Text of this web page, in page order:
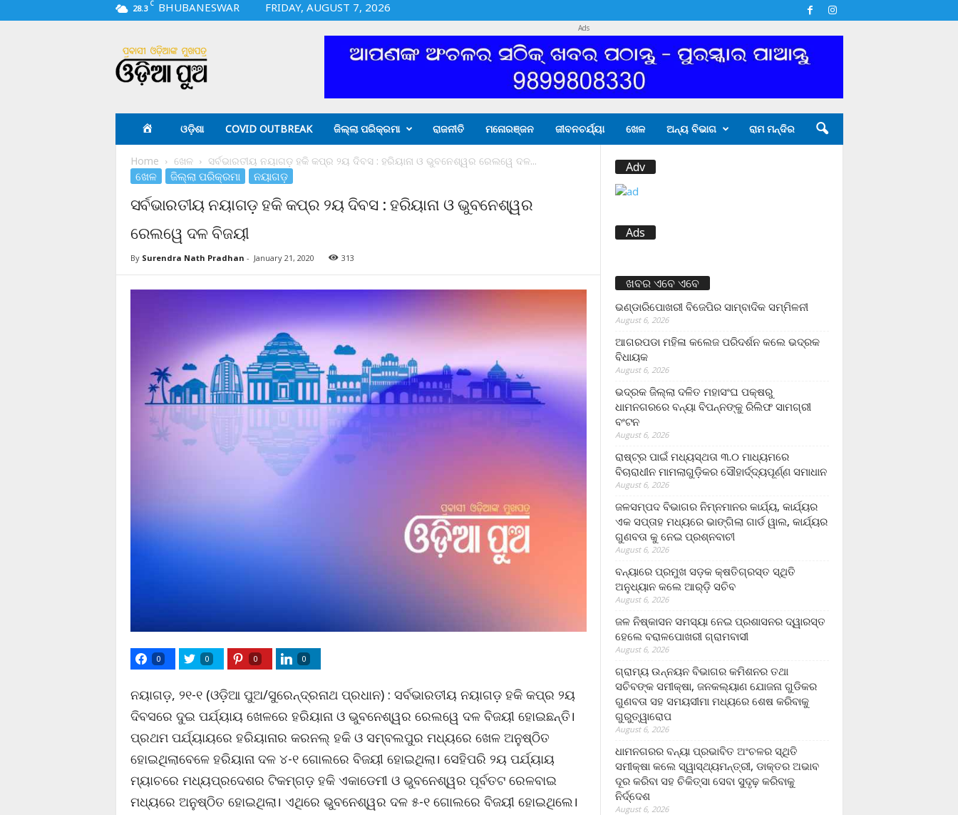
28.3 C BHUBANESWAR
FRIDAY, AUGUST 7, 2026
i
a
Ads
ଓଡ଼ିଶା COVID OUTBREAK ଜିଲ୍ଲା ପରିକ୍ରମା ରାଜନୀତି ମନୋରଞ୍ଜନ ଜୀବନଚର୍ଯ୍ୟା ଖେଳ ଅନ୍ୟ ବିଭାଗ ରାମ ମନ୍ଦିର
Home ଖେଳ ସର୍ବଭାରତୀୟ ନୟାଗଡ଼ ହକି କପ୍‌ର ୨ୟ ଦିବସ : ହରିୟାନା ଓ ଭୁବନେଶ୍ୱର ରେଲୱେ ଦଳ...
ଖେଳ ଜିଲ୍ଲା ପରିକ୍ରମା ନୟାଗଡ଼
ସର୍ବଭାରତୀୟ ନୟାଗଡ଼ ହକି କପ୍‌ର ୨ୟ ଦିବସ : ହରିୟାନା ଓ ଭୁବନେଶ୍ୱର
ରେଲୱେ ଦଳ ବିଜୟୀ
By Surendra Nath Pradhan - January 21, 2020 313
0 0 0 0
ନୟାଗଡ଼, ୨୧-୧ (ଓଡ଼ିଆ ପୁଅ/ସୁରେନ୍ଦ୍ରନାଥ ପ୍ରଧାନ) : ସର୍ବଭାରତୀୟ ନୟାଗଡ଼ ହକି କପ୍‌ର ୨ୟ
ଦିବସରେ ଦୁଇ ପର୍ଯ୍ୟାୟ ଖେଳରେ ହରିୟାନା ଓ ଭୁବନେଶ୍ୱର ରେଲୱେ ଦଳ ବିଜୟୀ ହୋଇଛନ୍ତି।
ପ୍ରଥମ ପର୍ଯ୍ୟାୟରେ ହରିୟାନାର କରନଲ୍ ହକି ଓ ସମ୍ବଲପୁର ମଧ୍ୟରେ ଖେଳ ଅନୁଷ୍ଠିତ
ହୋଇଥିଲାବେଳେ ହରିୟାନା ଦଳ ୪-୧ ଗୋଲରେ ବିଜୟୀ ହୋଇଥିଲା। ସେହିପରି ୨ୟ ପର୍ଯ୍ୟାୟ
ମ୍ୟାଚରେ ମଧ୍ୟପ୍ରଦେଶର ଟିକମ୍‌ଗଡ଼ ହକି ଏକାଡେମୀ ଓ ଭୁବନେଶ୍ୱର ପୂର୍ବତଟ ରେଳବାଇ
ମଧ୍ୟରେ ଅନୁଷ୍ଠିତ ହୋଇଥିଲା। ଏଥିରେ ଭୁବନେଶ୍ୱର ଦଳ ୫-୧ ଗୋଲରେ ବିଜୟୀ ହୋଇଥିଲେ।
Adv
Ads
ଖବର ଏବେ ଏବେ
ଭଣ୍ଡାରିପୋଖରୀ ବିଜେପିର ସାମ୍ବାଦିକ ସମ୍ମିଳନୀ
August 6, 2026
ଆଗରପଡା ମହିଳା କଲେଜ ପରିଦର୍ଶନ କଲେ ଭଦ୍ରକ
ବିଧାୟକ
August 6, 2026
ଭଦ୍ରକ ଜିଲ୍ଲା ଦଳିତ ମହାସଂଘ ପକ୍ଷରୁ
ଧାମନଗରରେ ବନ୍ୟା ବିପନ୍ନଙ୍କୁ ରିଲିଫ ସାମଗ୍ରୀ
ବଂଟନ
August 6, 2026
ରାଷ୍ଟ୍ର ପାଇଁ ମଧ୍ୟସ୍ଥତା ୩.୦ ମାଧ୍ୟମରେ
ବିଚାରାଧୀନ ମାମଲାଗୁଡ଼ିକର ସୌହାର୍ଦ୍ଦ୍ୟପୂର୍ଣ୍ଣ ସମାଧାନ
August 6, 2026
ଜଳସମ୍ପଦ ବିଭାଗର ନିମ୍ନମାନର କାର୍ଯ୍ୟ, କାର୍ଯ୍ୟର
ଏକ ସପ୍ତାହ ମଧ୍ୟରେ ଭାଙ୍ଗିଲା ଗାର୍ଡ ୱାଲ, କାର୍ଯ୍ୟର
ଗୁଣବତା କୁ ନେଇ ପ୍ରଶ୍ନବାଚୀ
August 6, 2026
ବନ୍ୟାରେ ପ୍ରମୁଖ ସଡ଼କ କ୍ଷତିଗ୍ରସ୍ତ ସ୍ଥିତି
ଅନୁଧ୍ୟାନ କଲେ ଆର୍‌ଡ଼ି ସଚିବ
August 6, 2026
ଜଳ ନିଷ୍କାସନ ସମସ୍ୟା ନେଇ ପ୍ରଶାସନର ଦ୍ୱାରସ୍ତ
ହେଲେ ବରାଳପୋଖରୀ ଗ୍ରାମବାସୀ
August 6, 2026
ଗ୍ରାମ୍ୟ ଉନ୍ନୟନ ବିଭାଗର କମିଶନର ତଥା
ସଚିବଙ୍କ ସମୀକ୍ଷା, ଜନକଲ୍ୟାଣ ଯୋଜନା ଗୁଡିକର
ଗୁଣବତା ସହ ସମୟସୀମା ମଧ୍ୟରେ ଶେଷ କରିବାକୁ
ଗୁରୁତ୍ୱାରୋପ
August 6, 2026
ଧାମନଗରର ବନ୍ୟା ପ୍ରଭାବିତ ଅଂଚଳର ସ୍ଥିତି
ସମୀକ୍ଷା କଲେ ସ୍ୱାସ୍ଥ୍ୟମନ୍ତ୍ରୀ, ଡାକ୍ତର ଅଭାବ
ଦୂର କରିବା ସହ ଚିକିତ୍ସା ସେବା ସୁଦୃଢ଼ କରିବାକୁ
ନିର୍ଦ୍ଦେଶ
August 6, 2026